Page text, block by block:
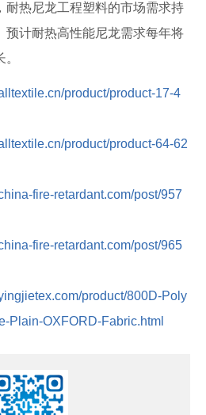
热尼龙工程塑料的市场需求持
预计耐热高性能尼龙需求每年将
product/product-17-4
product/product-64-62
fire-retardant.com/post/957
fire-retardant.com/post/965
product/800D-Poly
Plain-OXFORD-Fabric.html